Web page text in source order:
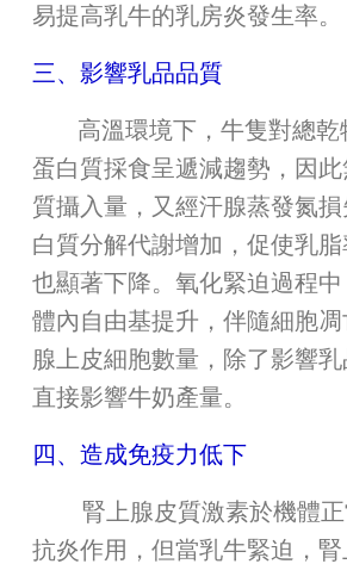
易提高乳牛的乳房炎發生率。
三、影響乳品品質
高溫環境下，牛隻對總乾
蛋白質採食呈遞減趨勢，因
質攝入量，又經汗腺蒸發氮
白質分解代謝增加，促使乳
也顯著下降。氧化緊迫過程
體內自由基提升，伴隨細胞
腺上皮細胞數量，除了影響
直接影響牛奶產量。
四、造成免疫力低下
腎上腺皮質激素於機體正
抗炎作用，但當乳牛緊迫，